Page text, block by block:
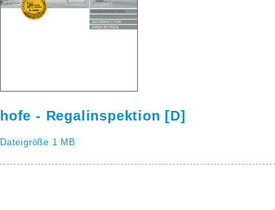
hofe - Regalinspektion [D]
Dateigröße 1 MB